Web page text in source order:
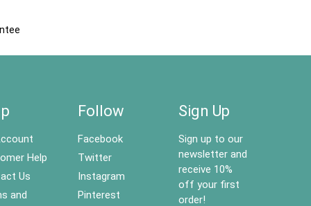
Help
Us
and
Follow
Facebook
Twitter
Instagram
Pinterest
Sign Up
Sign up to our
newsletter and
receive 10%
off your first
order!